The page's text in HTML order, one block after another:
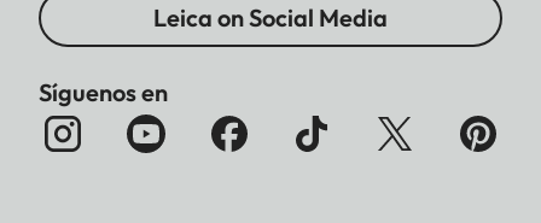
Leica on Social Media
Síguenos en